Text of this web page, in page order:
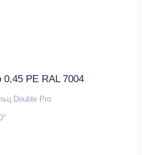
PE RAL 7004
Double Pro